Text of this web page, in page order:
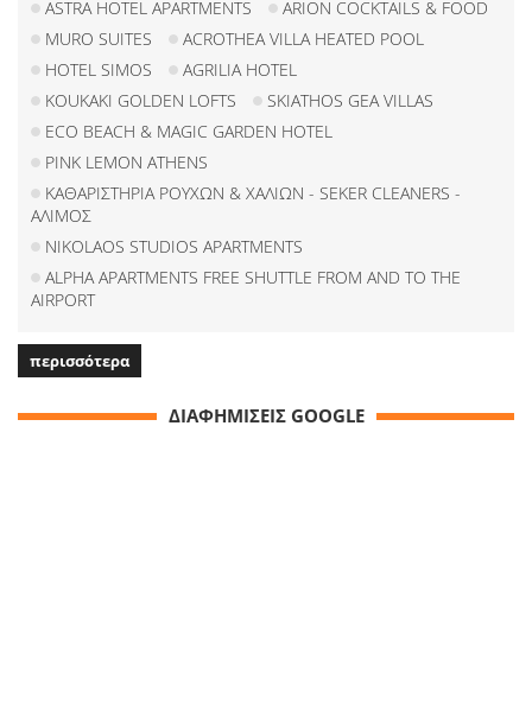
ASTRA HOTEL APARTMENTS
ARION COCKTAILS & FOOD
MURO SUITES
ACROTHEA VILLA HEATED POOL
HOTEL SIMOS
AGRILIA HOTEL
KOUKAKI GOLDEN LOFTS
SKIATHOS GEA VILLAS
ECO BEACH & MAGIC GARDEN HOTEL
PINK LEMON ATHENS
ΚΑΘΑΡΙΣΤΗΡΙΑ ΡΟΥΧΩΝ & ΧΑΛΙΩΝ - SEKER CLEANERS -
ΑΛΙΜΟΣ
NIKOLAOS STUDIOS APARTMENTS
ALPHA APARTMENTS FREE SHUTTLE FROM AND TO THE
AIRPORT
περισσότερα
ΔΙΑΦΗΜΙΣΕΙΣ GOOGLE